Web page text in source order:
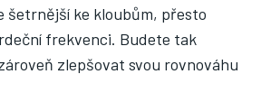
šetrnější ke kloubům, přesto
frekvenci. Budete tak
zlepšovat svou rovnováhu